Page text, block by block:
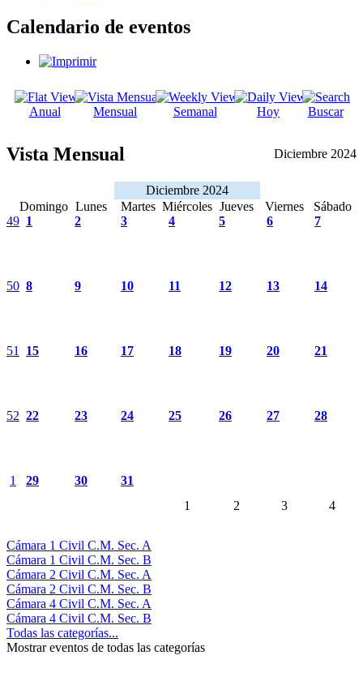
Calendario de eventos
Anual Mensual Semanal Hoy Buscar
Vista Mensual Diciembre 2024
Diciembre 2024
Domingo Lunes Martes Miércoles Jueves Viernes
Sábado
49 1 2 3 4 5 6 7
50 8 9 10 11 12 13 14
51 15 16 17 18 19 20 21
52 22 23 24 25 26 27 28
1 29 30
31
1
2 3 4
Cámara 1 Civil C.M. Sec. A
Cámara 1 Civil C.M. Sec. B
Cámara 2 Civil C.M. Sec. A
Cámara 2 Civil C.M. Sec. B
Cámara 4 Civil C.M. Sec. A
Cámara 4 Civil C.M. Sec. B
Todas las categorías...
Mostrar eventos de todas las categorías